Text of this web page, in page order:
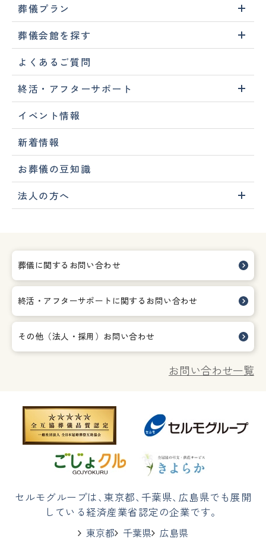
葬儀プラン
葬儀会館を探す
よくあるご質問
終活・アフターサポート
イベント情報
新着情報
お葬儀の豆知識
法人の方へ
葬儀に関するお問い合わせ
終活・アフターサポートに関する お問い合わせ
その他（法人・採用）お問い合わせ
お問い合わせ一覧
セルモグループは、東京都、 千葉県、 広島県でも展開
している経済産業省認定の企業です。
東京都
千葉県 広島県